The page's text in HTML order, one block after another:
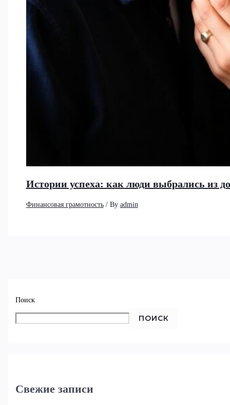
Поиск
ПОИСК
Свежие записи
Истории успеха: как люди выбрались из
Финансовая грамотность/ By admin